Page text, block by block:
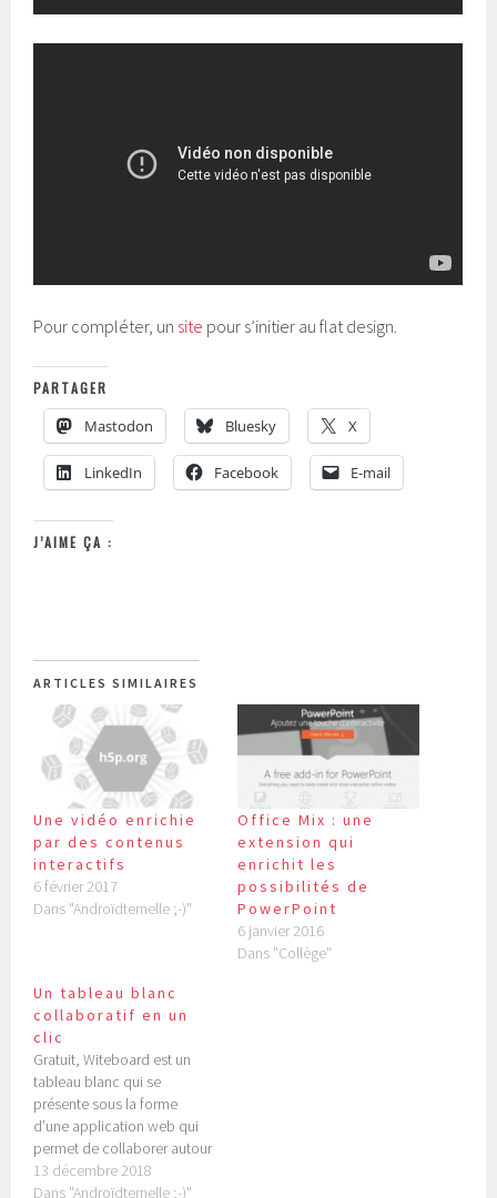
Pour compléter, un site pour s’initier au flat design.
PARTAGER
Mastodon Bluesky X
LinkedIn Facebook E-mail
J’AIME ÇA :
ARTICLES SIMILAIRES
Une vidéo enrichie
par des contenus
interactifs
6 février 2017
Dans "Androïdternelle ;-)"
Office Mix : une
extension qui
enrichit les
possibilités de
PowerPoint
6 janvier 2016
Dans "Collège"
Un tableau blanc
collaboratif en un
clic
Gratuit, Witeboard est un
tableau blanc qui se
présente sous la forme
d’une application web qui
permet de collaborer autour
d’une feuille blanche (ou
noire) interactive. Inutile de
13 décembre 2018
Dans "Androïdternelle ;-)"